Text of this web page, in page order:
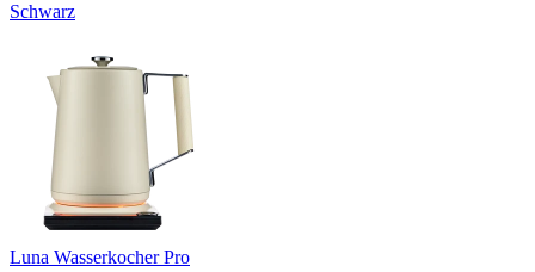
Schwarz
Luna Wasserkocher Pro